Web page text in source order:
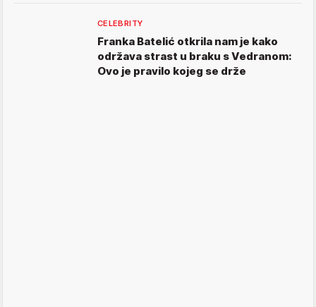
CELEBRITY
Franka Batelić otkrila nam je kako
održava strast u braku s Vedranom:
Ovo je pravilo kojeg se drže